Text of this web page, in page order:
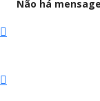
Não há